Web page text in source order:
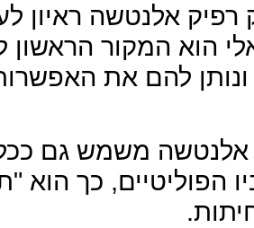
2016 העניק רפיק אלנטשה
הוא המקור הראשון
להם את
משמש גם
הפוליטיים, כך הוא